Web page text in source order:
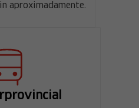
aproximadamente.